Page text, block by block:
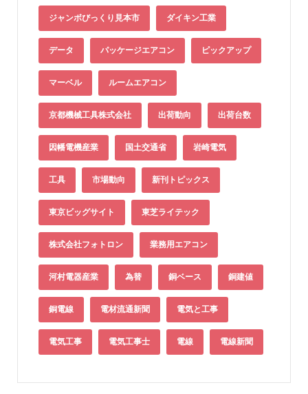
ジャンボびっくり見本市 ダイキン工業
データ パッケージエアコン ピックアップ
マーベル ルームエアコン
京都機械工具株式会社 出荷動向 出荷台数
因幡電機産業 国土交通省 岩崎電気
工具 市場動向 新刊トピックス
東京ビッグサイト 東芝ライテック
株式会社フォトロン 業務用エアコン
河村電器産業 為替 銅ベース 銅建値
銅電線 電材流通新聞 電気と工事
電気工事 電気工事士 電線 電線新聞